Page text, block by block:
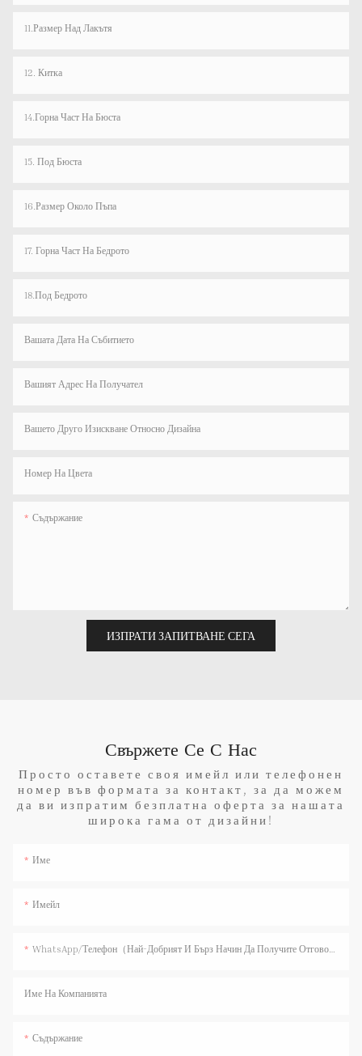
11.Размер Над Лакътя
12. Китка
14.Горна Част На Бюста
15. Под Бюста
16.Размер Около Пъпа
17. Горна Част На Бедрото
18.Под Бедрото
Вашата Дата На Събитието
Вашият Адрес На Получател
Вашето Друго Изискване Относно Дизайна
Номер На Цвета
Съдържание
ИЗПРАТИ ЗАПИТВАНЕ СЕГА
Свържете Се С Нас
Просто оставете своя имейл или телефонен
номер във формата за контакт, за да можем
да ви изпратим безплатна оферта за нашата
широка гама от дизайни!
Име
Имейл
WhatsApp/телефон（Най-Добрият И Бърз Начин Да Получите Отговор）
Име На Компанията
Съдържание